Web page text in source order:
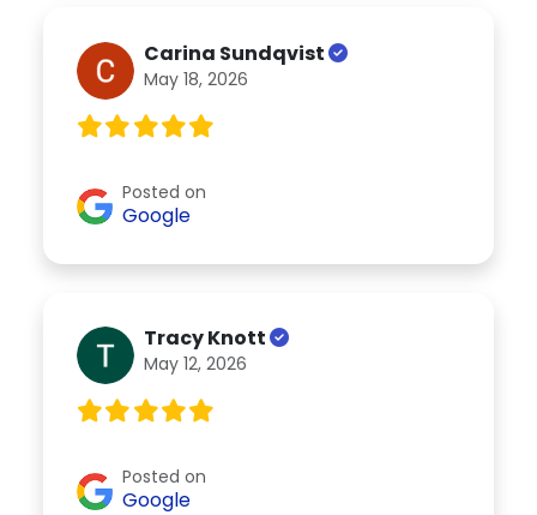
Carina Sundqvist
May 18, 2026
Posted on
Google
Tracy Knott
May 12, 2026
Posted on
Google